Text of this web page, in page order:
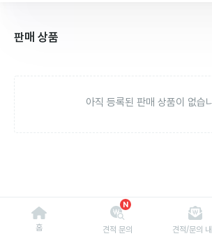
판매 상품
아직 등록된 판매 상품이 없습
홈
N
견적 문의 견적/문의